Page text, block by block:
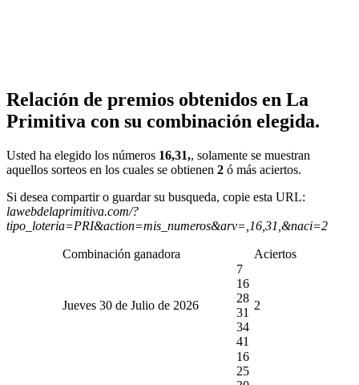
Relación de premios obtenidos en La
Primitiva con su combinación elegida.
Usted ha elegido los números 16,31,, solamente se muestran
aquellos sorteos en los cuales se obtienen 2 ó más aciertos.
Si desea compartir o guardar su busqueda, copie esta URL:
lawebdelaprimitiva.com/?
tipo_loteria=PRI&action=mis_numeros&arv=,16,31,&naci=2
Combinación ganadora Aciertos
Jueves 30 de Julio de 2026
7
16
28
31
34
41
2
16
25